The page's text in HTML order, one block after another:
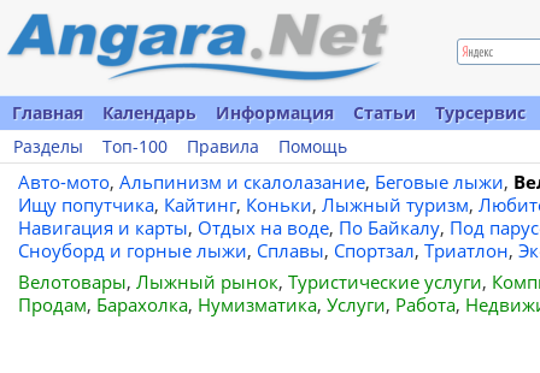
Главная Календарь Информация Статьи
Турсервис
Разделы
Топ-100 Правила Помощь
Авто-мото, Альпинизм и скалолазание, Беговые лыжи,
Ищу попутчика, Кайтинг, Коньки, Лыжный туризм,
Навигация и карты, Отдых на воде, По Байкалу, Под
Сноуборд и горные лыжи, Сплавы, Спортзал, Триатлон,
Велотовары, Лыжный рынок, Туристические услуги,
Продам, Барахолка, Нумизматика, Услуги, Работа,